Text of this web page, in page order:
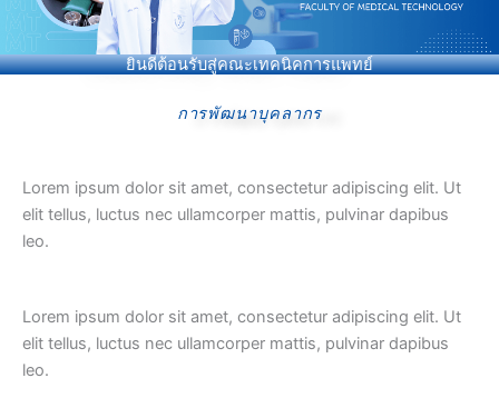
ยินดีต้อนรับสู่คณะเทคนิคการแพทย์
การพัฒนาบุคลากร
Lorem ipsum dolor sit amet, consectetur adipiscing elit. Ut
elit tellus, luctus nec ullamcorper mattis, pulvinar dapibus
leo.
Lorem ipsum dolor sit amet, consectetur adipiscing elit. Ut
elit tellus, luctus nec ullamcorper mattis, pulvinar dapibus
leo.